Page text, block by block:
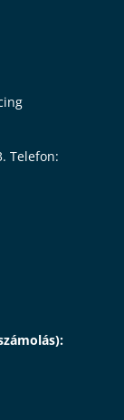
Telefon: